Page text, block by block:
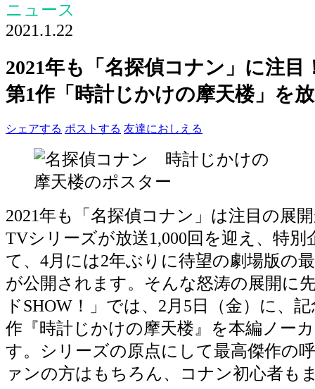
ニュース
2021.1.22
2021年も「名探偵コナン」に注目
第1作「時計じかけの摩天楼」を
シェアする ポストする 友達におしえる
2021年も「名探偵コナン」は注目の展
TVシリーズが放送1,000回を迎え、特別
て、4月には2年ぶりに待望の劇場版の
が公開されます。そんな怒涛の展開に
ドSHOW！」では、2月5日（金）に、
作『時計じかけの摩天楼』を本編ノー
す。シリーズの原点にして最高傑作の
ァンの方はもちろん、コナン初心者も